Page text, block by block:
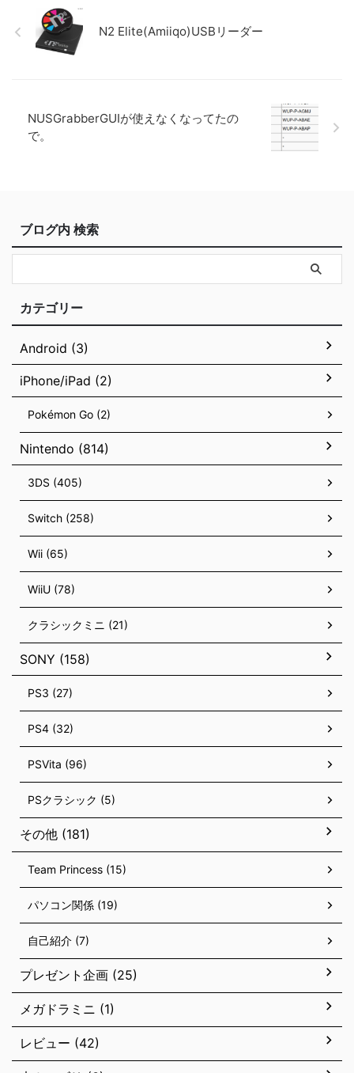
N2 Elite(Amiiqo)USBリーダー
NUSGrabberGUIが使えなくなってたの
で。
ブログ内 検索
カテゴリー
Android (3)
iPhone/iPad (2)
Pokémon Go (2)
Nintendo (814)
3DS (405)
Switch (258)
Wii (65)
WiiU (78)
クラシックミニ (21)
SONY (158)
PS3 (27)
PS4 (32)
PSVita (96)
PSクラシック (5)
その他 (181)
Team Princess (15)
パソコン関係 (19)
自己紹介 (7)
プレゼント企画 (25)
メガドラミニ (1)
レビュー (42)